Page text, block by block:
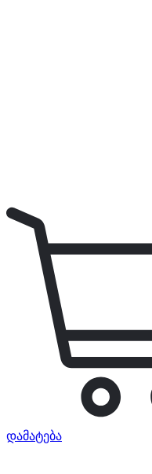
დამატება